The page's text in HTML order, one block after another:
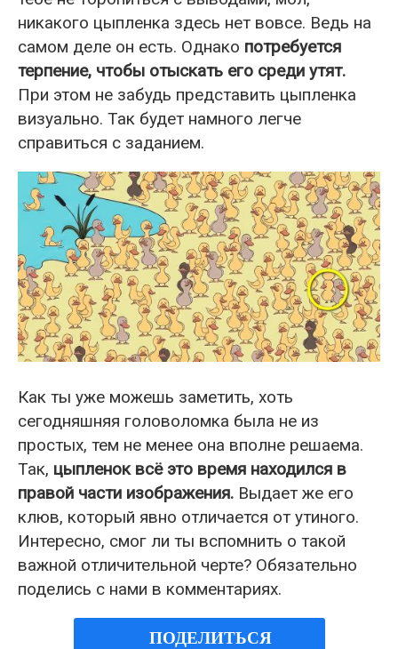
никакого цыпленка здесь нет вовсе. Ведь на
самом деле он есть. Однако потребуется
терпение, чтобы отыскать его среди утят.
При этом не забудь представить цыпленка
визуально. Так будет намного легче
справиться с заданием.
Как ты уже можешь заметить, хоть
сегодняшняя головоломка была не из
простых, тем не менее она вполне решаема.
Так, цыпленок всё это время находился в
правой части изображения. Выдает же его
клюв, который явно отличается от утиного.
Интересно, смог ли ты вспомнить о такой
важной отличительной черте? Обязательно
поделись с нами в комментариях.
ПОДЕЛИТЬСЯ